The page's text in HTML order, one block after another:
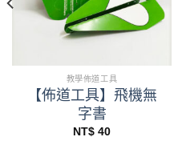
教學佈道工具
【佈道工具】飛機無
字書
NT$ 40